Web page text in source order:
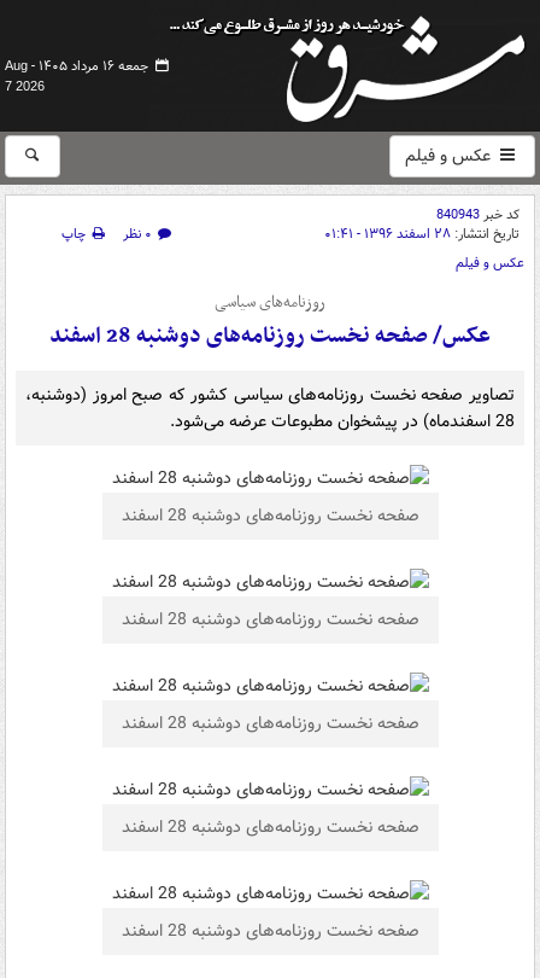
جمعه ۱۶ مرداد ۱۴۰۵ -
Aug
7 2026
عکس و فیلم
کد خبر840943
تاریخ انتشار: ۲۸ اسفند ۱۳۹۶ - ۰۱:۴۱ ۰ نظر
چاپ
عکس و فیلم
روزنامه‌های سیاسی
عکس/ صفحه نخست روزنامه‌های دوشنبه 28 اسفند
تصاویر صفحه نخست روزنامه‌های سیاسی کشور که صبح امروز (دوشنبه،
28 اسفندماه) در پیشخوان مطبوعات عرضه می‌شود.
صفحه نخست روزنامه‌های دوشنبه 28 اسفند
صفحه نخست روزنامه‌های دوشنبه 28 اسفند
صفحه نخست روزنامه‌های دوشنبه 28 اسفند
صفحه نخست روزنامه‌های دوشنبه 28 اسفند
صفحه نخست روزنامه‌های دوشنبه 28 اسفند